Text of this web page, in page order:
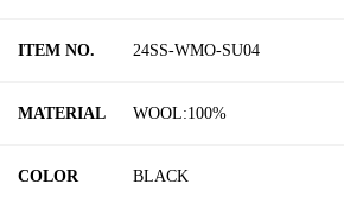
ITEM NO. 24SS-WMO-SU04
MATERIAL WOOL:100%
COLOR BLACK